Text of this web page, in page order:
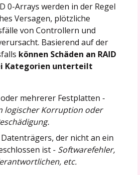
0-Arrays werden in der Regel
Versagen, plötzliche
von Controllern und
Basierend auf der
können Schäden an RAID
Kategorien unterteilt
mehrerer Festplatten -
logischer Korruption oder
der nicht an ein
ist - Softwarefehler,
etc.